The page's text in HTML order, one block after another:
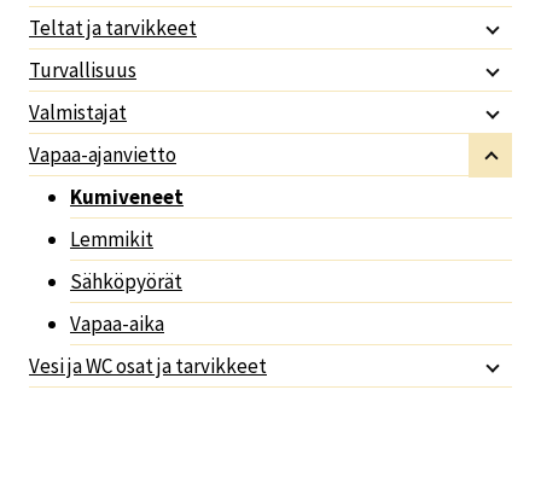
Teltat ja tarvikkeet
Turvallisuus
Valmistajat
Vapaa-ajanvietto
Kumiveneet
Lemmikit
Sähköpyörät
Vapaa-aika
Vesi ja WC osat ja tarvikkeet